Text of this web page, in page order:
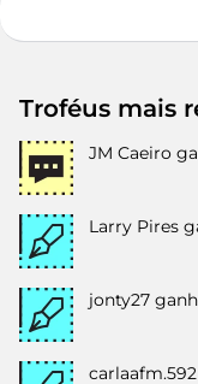
Troféus mais
JM Caeiro
Larry Pires
jonty27
carlaafm.592